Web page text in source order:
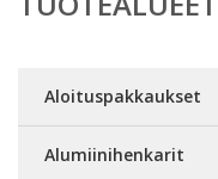
Aloituspakkaukset
Alumiinihenkarit